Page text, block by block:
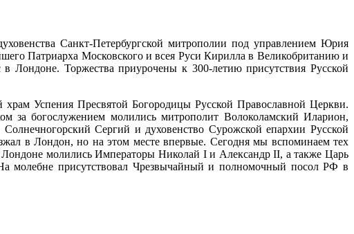
Санкт-Петербургской митрополии под управлением Юрия
Патриарха Московского и всея Руси Кирилла в Великобританию и
Лондоне. Торжества приурочены к 300-летию присутствия Русской
Успения Пресвятой Богородицы Русской Православной Церкви.
за богослужением молились митрополит Волоколамский Иларион,
Сергий и духовенство Сурожской епархии Русской
в Лондон, но на этом месте впервые. Сегодня мы вспоминаем тех
Лондоне молились Императоры Николай I и Александр II, а также Царь
молебне присутствовал Чрезвычайный и полномочный посол РФ в